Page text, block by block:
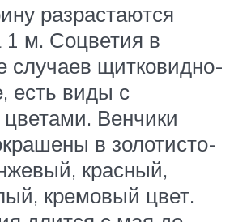
разрастаются
м. Соцветия в
случаев щитковидно-
есть виды с
Венчики
в золотисто-
красный,
кремовый цвет.